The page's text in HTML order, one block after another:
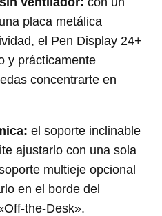
placa metálica
el Pen Display 24+
y prácticamente
concentrarte en
el soporte inclinable
ajustarlo con una sola
multieje opcional
en el borde del
the-Desk».